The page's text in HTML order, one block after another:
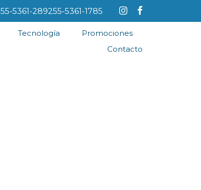
55-5361-289255-5361-1785
Tecnología
Promociones
Contacto